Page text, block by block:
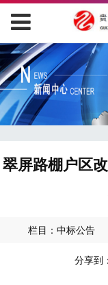
翠屏路棚户区
栏目：中标公告
分享到